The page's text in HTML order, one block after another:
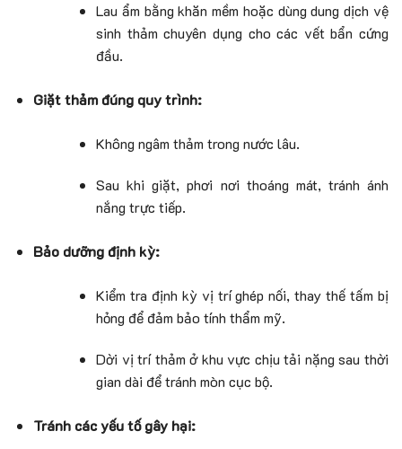
Lau ẩm bằng khăn mềm hoặc dùng dung dịch vệ
sinh thảm chuyên dụng cho các vết bẩn cứng
đầu.
Giặt thảm đúng quy trình:
Không ngâm thảm trong nước lâu.
Sau khi giặt, phơi nơi thoáng mát, tránh ánh
nắng trực tiếp.
Bảo dưỡng định kỳ:
Kiểm tra định kỳ vị trí ghép nối, thay thế tấm bị
hỏng để đảm bảo tính thẩm mỹ.
Dời vị trí thảm ở khu vực chịu tải nặng sau thời
gian dài để tránh mòn cục bộ.
Tránh các yếu tố gây hại: